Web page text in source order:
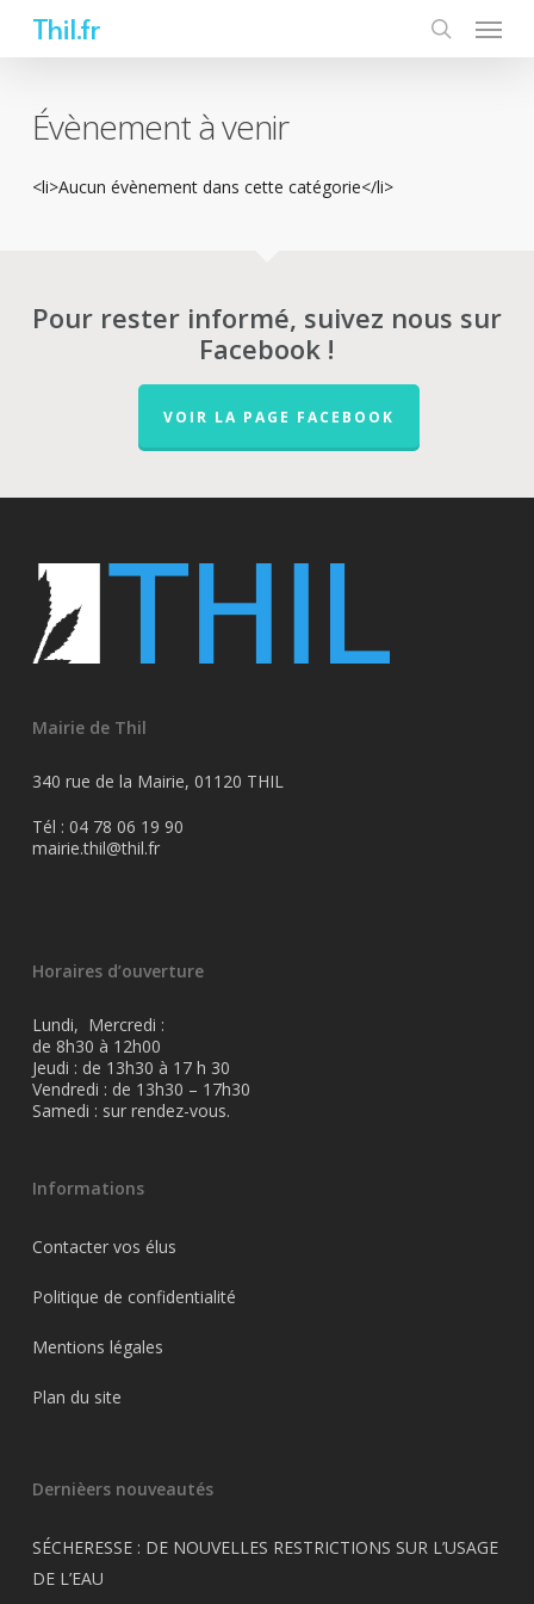
content
Thil.fr
Évènement à venir
<li>Aucun évènement dans cette catégorie</li>
Pour rester informé, suivez nous sur
Facebook !
VOIR LA PAGE FACEBOOK
Mairie de Thil
340 rue de la Mairie, 01120 THIL
Tél : 04 78 06 19 90
mairie.thil@thil.fr
Horaires d’ouverture
Lundi, Mercredi :
de 8h30 à 12h00
Jeudi : de 13h30 à 17 h 30
Vendredi : de 13h30 – 17h30
Samedi : sur rendez-vous.
Informations
Contacter vos élus
Politique de confidentialité
Mentions légales
Plan du site
Dernièers nouveautés
SÉCHERESSE : DE NOUVELLES RESTRICTIONS SUR L’USAGE
DE L’EAU